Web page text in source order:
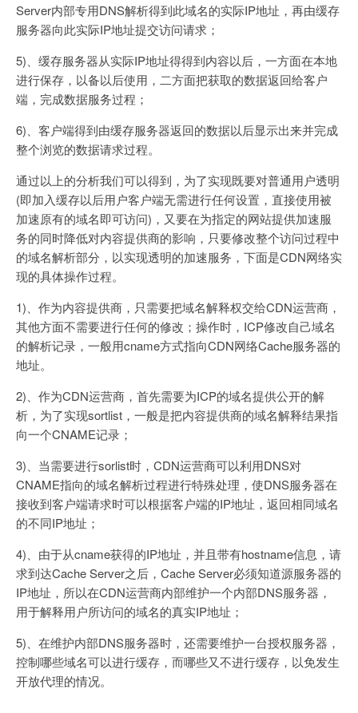
Server内部专用DNS解析得到此域名的实际IP地址，再由缓存
服务器向此实际IP地址提交访问请求；
5)、缓存服务器从实际IP地址得得到内容以后，一方面在本地
进行保存，以备以后使用，二方面把获取的数据返回给客户
端，完成数据服务过程；
6)、客户端得到由缓存服务器返回的数据以后显示出来并完成
整个浏览的数据请求过程。
通过以上的分析我们可以得到，为了实现既要对普通用户透明
(即加入缓存以后用户客户端无需进行任何设置，直接使用被
加速原有的域名即可访问)，又要在为指定的网站提供加速服
务的同时降低对内容提供商的影响，只要修改整个访问过程中
的域名解析部分，以实现透明的加速服务，下面是CDN网络实
现的具体操作过程。
1)、作为内容提供商，只需要把域名解释权交给CDN运营商，
其他方面不需要进行任何的修改；操作时，ICP修改自己域名
的解析记录，一般用cname方式指向CDN网络Cache服务器的
地址。
2)、作为CDN运营商，首先需要为ICP的域名提供公开的解
析，为了实现sortlist，一般是把内容提供商的域名解释结果指
向一个CNAME记录；
3)、当需要进行sorlist时，CDN运营商可以利用DNS对
CNAME指向的域名解析过程进行特殊处理，使DNS服务器在
接收到客户端请求时可以根据客户端的IP地址，返回相同域名
的不同IP地址；
4)、由于从cname获得的IP地址，并且带有hostname信息，请
求到达Cache Server之后，Cache Server必须知道源服务器的
IP地址，所以在CDN运营商内部维护一个内部DNS服务器，
用于解释用户所访问的域名的真实IP地址；
5)、在维护内部DNS服务器时，还需要维护一台授权服务器，
控制哪些域名可以进行缓存，而哪些又不进行缓存，以免发生
开放代理的情况。